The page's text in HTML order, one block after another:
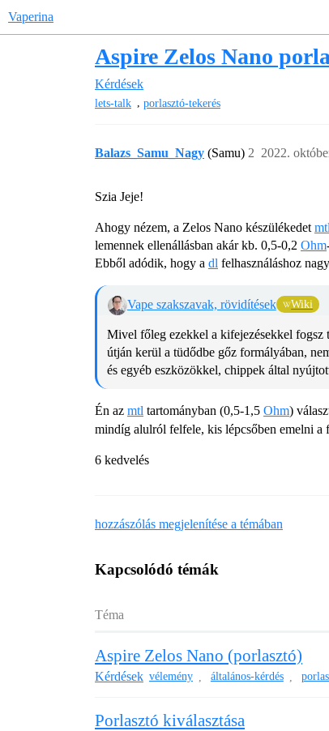
Vaperina
Aspire Zelos Nano
Kérdések
lets-talk , porlasztó-tekerés
Balazs_Samu_Nagy (Samu) 2022.
2
Szia Jeje!
Ahogy nézem, a Zelos Nano készülékedet mtl
lemennek ellenállásban akár kb. 0,5-0,2 Ohm
Ebből adódik, hogy a dl felhasználáshoz
Vape szakszavak, rövidítések Wiki
Mivel főleg ezekkel a kifejezésekkel fogsz
útján kerül a tüdődbe gőz formályában,
és egyéb eszközökkel, chippek által
Én az mtl tartományban (0,5-1,5 Ohm)
mindíg alulról felfele, kis lépcsőben emelni
6 kedvelés
hozzászólás megjelenítése a témában
Kapcsolódó témák
Téma
Aspire Zelos Nano (porlasztó)
Kérdések vélemény általános-kérdés
Porlasztó kiválasztása